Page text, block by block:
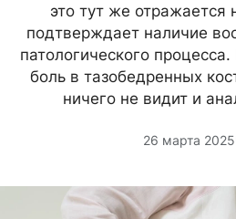
это тут же отражается
подтверждает наличие
патологического
боль в тазобедренных
ничего не видит и
26 марта 2025